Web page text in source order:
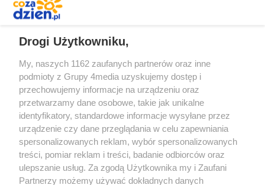
Redakcja Reklama Prywatność
Praca Łódź
the:protocol
Drogi Użytkowniku,
My, naszych 1162 zaufanych partnerów oraz inne
podmioty z Grupy 4media uzyskujemy dostęp i
przechowujemy informacje na urządzeniu oraz
przetwarzamy dane osobowe, takie jak unikalne
identyfikatory, standardowe informacje wysyłane przez
urządzenie czy dane przeglądania w celu zapewniania
spersonalizowanych reklam, wybór spersonalizowanych
treści, pomiar reklam i treści, badanie odbiorców oraz
ulepszanie usług. Za zgodą Użytkownika my i Zaufani
Partnerzy możemy używać dokładnych danych